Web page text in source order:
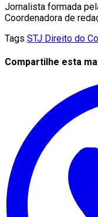
Jornalista formada
Coordenadora de
Tags STJ Direito do
Compartilhe esta